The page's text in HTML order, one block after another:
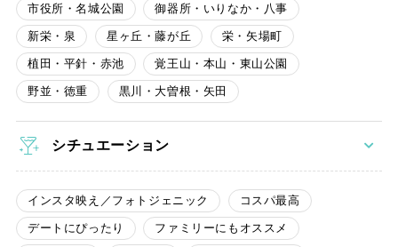
市役所・名城公園 御器所・いりなか・八事
新栄・泉 星ヶ丘・藤が丘 栄・矢場町
植田・平針・赤池 覚王山・本山・東山公園
野並・徳重 黒川・大曽根・矢田
シチュエーション
インスタ映え／フォトジェニック コスパ最高
デートにぴったり ファミリーにもオススメ